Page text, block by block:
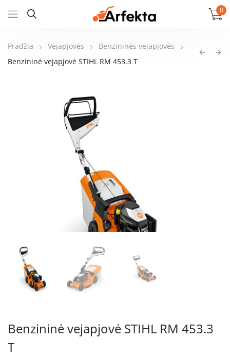
0
Pradžia Vejapjovės
Benzininės vejapjovės
Benzininė vejapjovė STIHL RM 453.3 T
Benzininė vejapjovė STIHL RM 453.3
T